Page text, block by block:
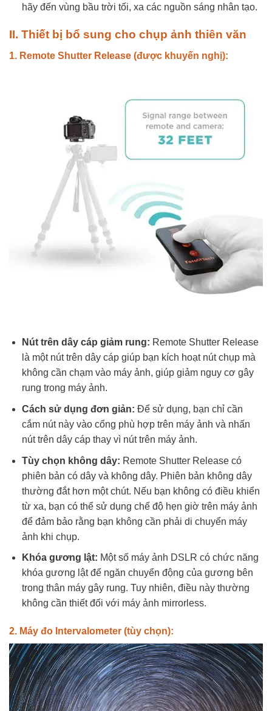
hãy đến vùng bầu trời tối, xa các nguồn sáng nhân tạo.
II. Thiết bị bổ sung cho chụp ảnh thiên văn
1. Remote Shutter Release (được khuyến nghị):
Nút trên dây cáp giảm rung: Remote Shutter Release
là một nút trên dây cáp giúp bạn kích hoạt nút chụp mà
không cần chạm vào máy ảnh, giúp giảm nguy cơ gây
rung trong máy ảnh.
Cách sử dụng đơn giản: Để sử dụng, bạn chỉ cần
cắm nút này vào cổng phù hợp trên máy ảnh và nhấn
nút trên dây cáp thay vì nút trên máy ảnh.
Tùy chọn không dây: Remote Shutter Release có
phiên bản có dây và không dây. Phiên bản không dây
thường đắt hơn một chút. Nếu bạn không có điều khiển
từ xa, bạn có thể sử dụng chế độ hẹn giờ trên máy ảnh
để đảm bảo rằng bạn không cần phải di chuyển máy
ảnh khi chụp.
Khóa gương lật: Một số máy ảnh DSLR có chức năng
khóa gương lật để ngăn chuyển động của gương bên
trong thân máy gây rung. Tuy nhiên, điều này thường
không cần thiết đối với máy ảnh mirrorless.
2. Máy đo Intervalometer (tùy chọn):